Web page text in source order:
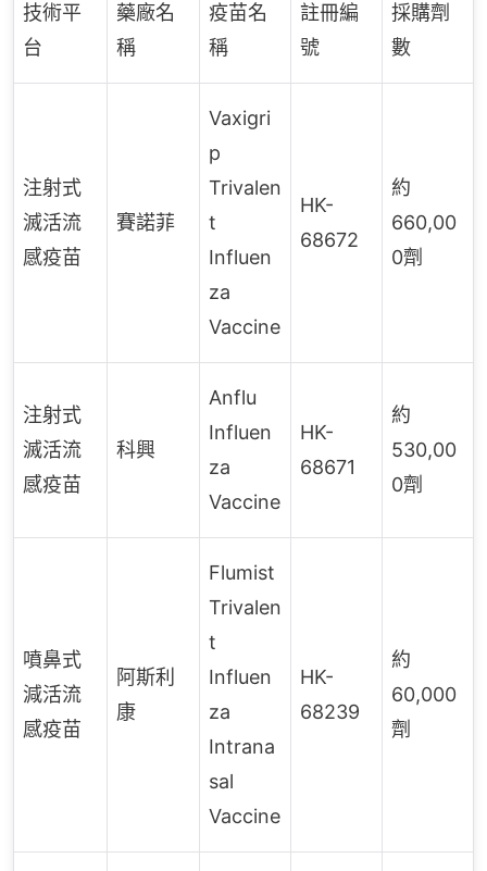
技術平
台
藥廠名
稱
疫苗名
稱
註冊編
號
採購劑
數
注射式
滅活流
感疫苗
賽諾菲
Vaxigri
p
Trivalen
t
Influen
za
Vaccine
HK-
68672
約
660,00
0劑
注射式
滅活流
感疫苗
科興
Anflu
Influen
za
Vaccine
HK-
68671
約
530,00
0劑
噴鼻式
減活流
感疫苗
阿斯利
康
Flumist
Trivalen
t
Influen
za
Intrana
sal
Vaccine
HK-
68239
約
60,000
劑